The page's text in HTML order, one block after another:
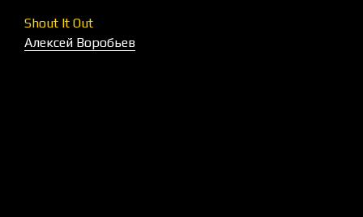
Shout It Out
Алексей Воробьев